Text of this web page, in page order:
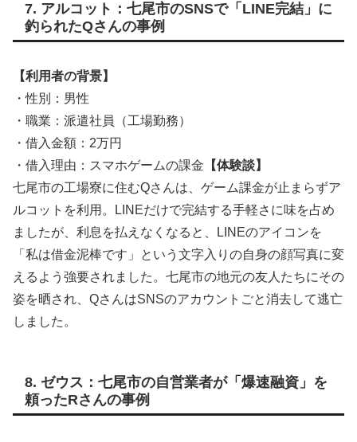
7. アルコット：七尾市のSNSで「LINE完結」に
釣られたQさんの事例
【利用者の背景】
・性別：男性
・職業：派遣社員（工場勤務）
・借入金額：2万円
・借入理由：スマホゲームの課金 【体験談】
七尾市の工場寮に住むQさんは、ゲーム課金が止まらずア
ルコットを利用。LINEだけで完結する手軽さに味を占め
ましたが、利息を払えなくなると、LINEのアイコンを
「私は借金泥棒です」という文字入りの自身の顔写真に変
えるよう強要されました。七尾市の地元の友人たちにその
姿を晒され、QさんはSNSのアカウントごと消去して逃亡
しました。
8. ゼウス：七尾市の自営業者が「爆速融資」を
頼ったRさんの事例